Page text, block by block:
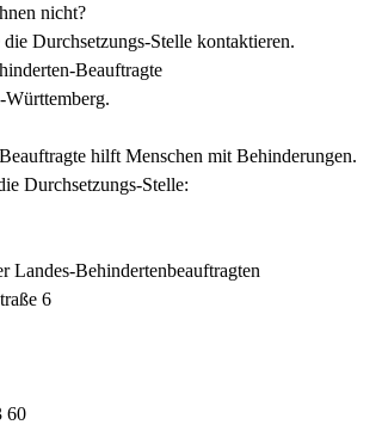
nicht?
Durchsetzungs-Stelle kontaktieren.
Beauftragte
hilft Menschen mit Behinderungen.
Durchsetzungs-Stelle:
Landes-Behindertenbeauftragten
6
60